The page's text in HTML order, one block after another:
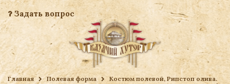
Задать вопрос
Список желаемого
Главная Полевая форма Костюм полевой, Рипстоп олива.